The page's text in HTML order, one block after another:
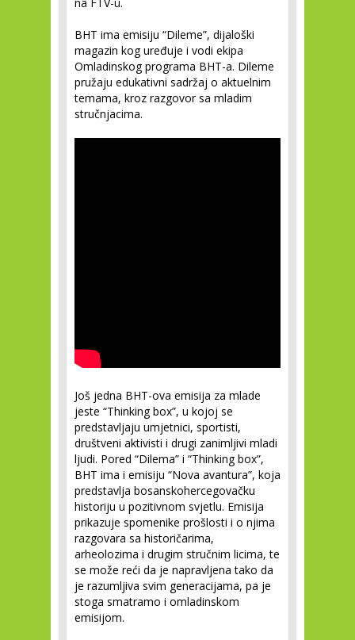
BHT ima emisiju “Dileme”, dijaloški
magazin kog uređuje i vodi ekipa
Omladinskog programa BHT-a. Dileme
pružaju edukativni sadržaj o aktuelnim
temama, kroz razgovor sa mladim
stručnjacima.
Još jedna BHT-ova emisija za mlade
jeste “Thinking box”, u kojoj se
predstavljaju umjetnici, sportisti,
društveni aktivisti i drugi zanimljivi mladi
ljudi. Pored “Dilema” i “Thinking box”,
BHT ima i emisiju “Nova avantura”, koja
predstavlja bosanskohercegovačku
historiju u pozitivnom svjetlu. Emisija
prikazuje spomenike prošlosti i o njima
razgovara sa historičarima,
arheolozima i drugim stručnim licima, te
se može reći da je napravljena tako da
je razumljiva svim generacijama, pa je
stoga smatramo i omladinskom
emisijom.